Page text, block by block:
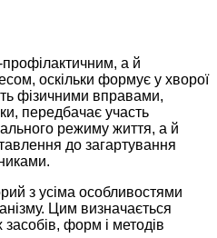
профілактичним, а й
оскільки формує у хворої
фізичними вправами,
передбачає участь
режиму життя, а й
до загартування
з усіма особливостями
Цим визначається
засобів, форм і методів